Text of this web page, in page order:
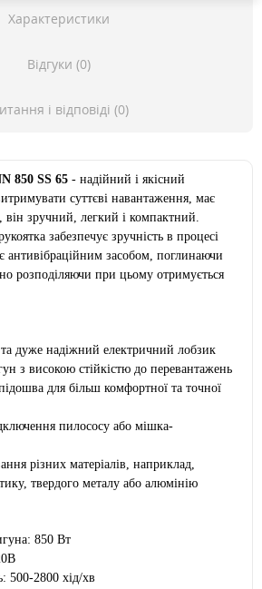
Характеристики
Відгуки (0)
і відповіді (0)
850 SS 65 - надійний і якісний
суттєві навантаження, має
він зручний, легкий і компактний.
забезпечує зручність в процесі
антивібраційним засобом, поглинаючи
розподіляючи при цьому отримується
дуже надіжний електричний лобзик
з високою стійкістю до перевантажень
для більш комфортної та точної
пилососу або мішка-
різних матеріалів, наприклад,
твердого металу або алюмінію
850 Вт
500-2800 хід/хв